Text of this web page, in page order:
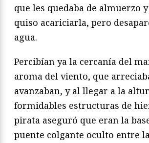
que les quedaba de almuerzo
quiso acariciarla, pero
agua.
Percibían ya la cercanía del
aroma del viento, que
avanzaban, y al llegar a la
formidables estructuras de
pirata aseguró que eran la
puente colgante oculto entre